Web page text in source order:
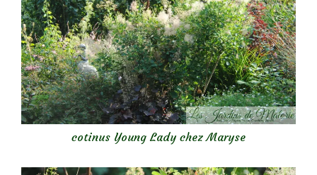
cotinus Young Lady chez Maryse